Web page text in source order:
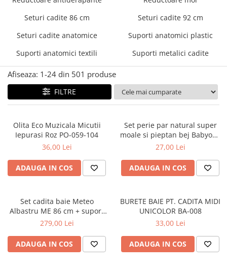
Seturi cadite 86 cm
Seturi cadite 92 cm
Seturi cadite anatomice
Suporti anatomici plastic
Suporti anatomici textili
Suporti metalici cadite
Mese de infasat pliabile
Mese de infasat Ultra Light 50x70
Tampoane postnatale
Tampoane si protectii silicon
pentru san
Seturi cadite 86 cm
Seturi cadite 92 cm
Seturi cadite anatomice
Suporti anatomici plastic
Suporti anatomici textili
Suporti metalici cadite
Afiseaza: 1-24 din 501 produse
FILTRE
Olita Eco Muzicala Micutii
Iepurasi Roz PO-059-104
36,00 Lei
ADAUGA IN COS
Set perie par natural super
moale si pieptan bej Babyono
568/03
27,00 Lei
ADAUGA IN COS
Set cadita baie Meteo
Albastru ME 86 cm + suport
metalic + suport anatomic
279,00 Lei
ADAUGA IN COS
BURETE BAIE PT. CADITA MIDI
UNICOLOR BA-008
33,00 Lei
ADAUGA IN COS